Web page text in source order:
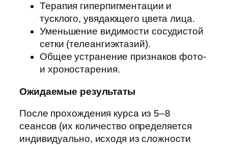
Терапия гиперпигментации и
тусклого, увядающего цвета лица.
Уменьшение видимости сосудистой
сетки (телеангиэктазий).
Общее устранение признаков фото-
и хроностарения.
Ожидаемые результаты
После прохождения курса из 5–8
сеансов (их количество определяется
индивидуально, исходя из сложности